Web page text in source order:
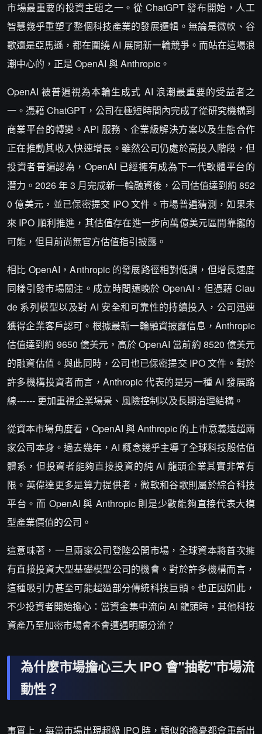
市場最重要的投資主題之一。從 ChatGPT 發布開始，人工
智慧幾乎重塑了整個科技產業的發展邏輯。無論是微軟、谷
歌還是亞馬遜，都在圍繞 AI 展開新一輪競爭。而站在這場浪
潮中心的，正是 OpenAI 與 Anthropic。
OpenAI 被普遍視為本輪生成式 AI 浪潮最重要的受益者之
一。憑藉 ChatGPT，公司在極短時間內完成了從研究機構到
商業平台的轉變。API 服務、企業級解決方案以及生態合作
正在推動其收入快速增長。雖然公司仍處於高投入階段，但
投資者普遍認為，OpenAI 已經擁有成為下一代軟體平台的
潛力。2026 年 3 月完成新一輪融資後，公司估值達到約 852
0 億美元，並已保密提交 IPO 文件。市場普遍猜測，如果未
來 IPO 順利推進，其估值存在進一步向萬億美元區間靠攏的
可能，但目前尚無官方估值指引披露。
相比 OpenAI，Anthropic 的發展路徑相對低調，但增長速度
同樣引發市場關注。成立時間遠晚於 OpenAI，但憑藉 Clau
de 系列模型以及對 AI 安全和可靠性的持續投入，公司迅速
獲得企業客戶認可。根據最新一輪融資披露信息，Anthropic
估值達到約 9650 億美元，高於 OpenAI 當前約 8520 億美元
的融資估值。與此同時，公司也已保密提交 IPO 文件。對於
許多機構投資者而言，Anthropic 代表的是另一種 AI 發展路
線 --- --- 更加重視企業場景、風險控制以及長期治理結構。
從資本市場角度看，OpenAI 與 Anthropic 的上市意義遠超兩
家公司本身。過去幾年，AI 概念幾乎主導了全球科技股估值
體系，但投資者能夠直接投資的純 AI 龍頭企業其實非常有
限。英偉達更多是算力提供者，微軟和谷歌則屬於綜合科技
平台。而 OpenAI 與 Anthropic 則是少數能夠直接代表大模
型產業價值的公司。
這意味著，一旦兩家公司登陸公開市場，全球資本將首次擁
有直接投資大型基礎模型公司的機會。對於許多機構而言，
這種吸引力甚至可能超過部分傳統科技巨頭。也正因如此，
不少投資者開始擔心：當資金集中流向 AI 龍頭時，其他科技
資產乃至加密市場會不會遭遇明顯分流？
為什麼市場擔心三大 IPO 會"抽乾"市場流
動性？
事實上，每當市場出現超級 IPO 時，類似的擔憂都會重新出